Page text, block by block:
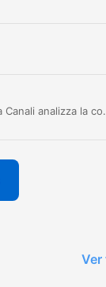
In questo episodio del podcast di Limes, la cartografa Laura Canali analizza la complessa struttura urbana, politica e amministrativa di Gerusalemme. Attraverso una lente
Ver